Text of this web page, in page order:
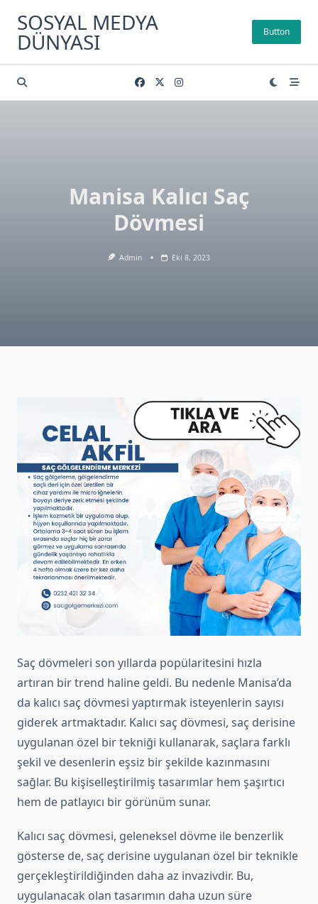
content
SOSYAL MEDYA
DÜNYASI Button
Manisa Kalıcı Saç
Dövmesi
Admin Eki 8, 2023
Saç dövmeleri son yıllarda popülaritesini hızla
artıran bir trend haline geldi. Bu nedenle Manisa’da
da kalıcı saç dövmesi yaptırmak isteyenlerin sayısı
giderek artmaktadır. Kalıcı saç dövmesi, saç derisine
uygulanan özel bir tekniği kullanarak, saçlara farklı
şekil ve desenlerin eşsiz bir şekilde kazınmasını
sağlar. Bu kişiselleştirilmiş tasarımlar hem şaşırtıcı
hem de patlayıcı bir görünüm sunar.
Kalıcı saç dövmesi, geleneksel dövme ile benzerlik
gösterse de, saç derisine uygulanan özel bir teknikle
gerçekleştirildiğinden daha az invazivdir. Bu,
uygulanacak olan tasarımın daha uzun süre